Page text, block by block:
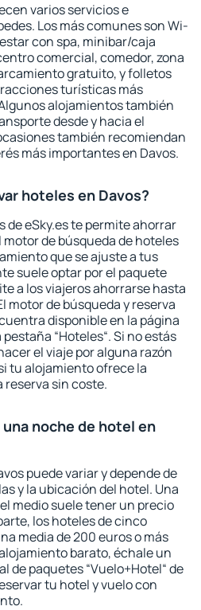
varios servicios e
Los más comunes son Wi-
con spa, minibar/caja
comercial, comedor, zona
gratuito, y folletos
turísticas más
alojamientos también
desde y hacia el
también recomiendan
más importantes en Davos.
hoteles en Davos?
de eSky.es te permite ahorrar
de búsqueda de hoteles
que se ajuste a tus
suele optar por el paquete
a los viajeros ahorrarse hasta
motor de búsqueda y reserva
disponible en la página
“Hoteles“. Si no estás
el viaje por alguna razón
tu alojamiento ofrece la
reserva sin coste.
noche de hotel en
puede variar y depende de
y la ubicación del hotel. Una
medio suele tener un precio
los hoteles de cinco
media de 200 euros o más
barato, échale un
de paquetes “Vuelo+Hotel“ de
tu hotel y vuelo con